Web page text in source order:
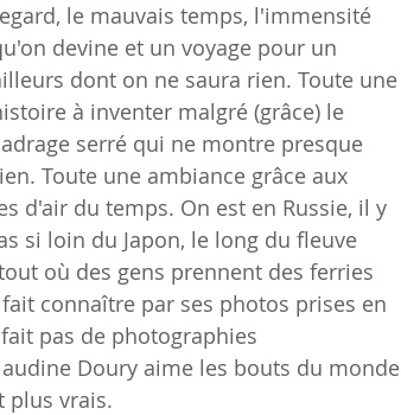
le mauvais temps, l'immensité
devine et un voyage pour un
dont on ne saura rien. Toute une
à inventer malgré (grâce) le
serré qui ne montre presque
Toute une ambiance grâce aux
d'air du temps. On est en Russie, il y
si loin du Japon, le long du fleuve
où des gens prennent des ferries
connaître par ses photos prises en
pas de photographies
Doury aime les bouts du monde
plus vrais.